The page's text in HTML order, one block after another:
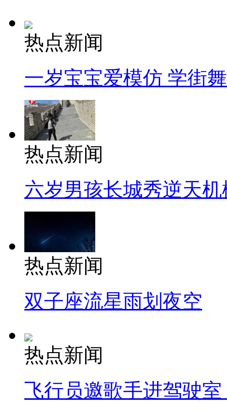
热点新闻
一岁宝宝爱模仿 学街
热点新闻
六岁男孩长城秀逆天机
热点新闻
双子座流星雨划夜空
热点新闻
飞行员邀歌手进驾驶